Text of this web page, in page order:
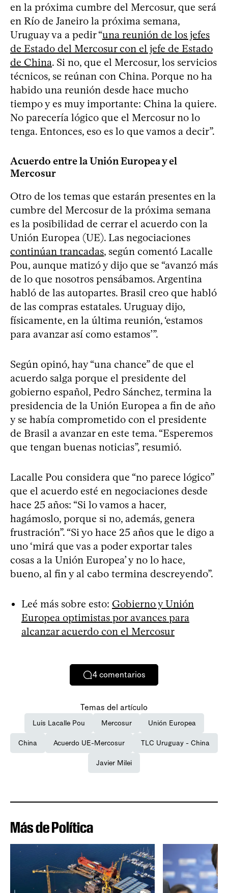
en la próxima cumbre del Mercosur, que será
en Río de Janeiro la próxima semana,
Uruguay va a pedir “una reunión de los jefes
de Estado del Mercosur con el jefe de Estado
de China. Si no, que el Mercosur, los servicios
técnicos, se reúnan con China. Porque no ha
habido una reunión desde hace mucho
tiempo y es muy importante: China la quiere.
No parecería lógico que el Mercosur no lo
tenga. Entonces, eso es lo que vamos a decir”.
Acuerdo entre la Unión Europea y el
Mercosur
Otro de los temas que estarán presentes en la
cumbre del Mercosur de la próxima semana
es la posibilidad de cerrar el acuerdo con la
Unión Europea (UE). Las negociaciones
continúan trancadas, según comentó Lacalle
Pou, aunque matizó y dijo que se “avanzó más
de lo que nosotros pensábamos. Argentina
habló de las autopartes. Brasil creo que habló
de las compras estatales. Uruguay dijo,
físicamente, en la última reunión, ‘estamos
para avanzar así como estamos’”.
Según opinó, hay “una chance” de que el
acuerdo salga porque el presidente del
gobierno español, Pedro Sánchez, termina la
presidencia de la Unión Europea a fin de año
y se había comprometido con el presidente
de Brasil a avanzar en este tema. “Esperemos
que tengan buenas noticias”, resumió.
Lacalle Pou considera que “no parece lógico”
que el acuerdo esté en negociaciones desde
hace 25 años: “Si lo vamos a hacer,
hagámoslo, porque si no, además, genera
frustración”. “Si yo hace 25 años que le digo a
uno ‘mirá que vas a poder exportar tales
cosas a la Unión Europea’ y no lo hace,
bueno, al fin y al cabo termina descreyendo”.
Leé más sobre esto: Gobierno y Unión
Europea optimistas por avances para
alcanzar acuerdo con el Mercosur
4 comentarios
Temas del artículo
Luis Lacalle Pou Mercosur Unión Europea
China Acuerdo UE-Mercosur TLC Uruguay - China
Javier Milei
Más de Política